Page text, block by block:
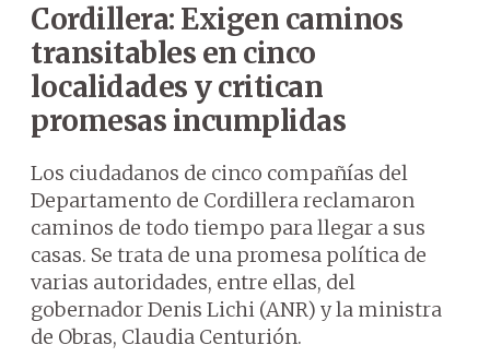
Cordillera: Exigen caminos
transitables en cinco
localidades y critican
promesas incumplidas
Los ciudadanos de cinco compañías del
Departamento de Cordillera reclamaron
caminos de todo tiempo para llegar a sus
casas. Se trata de una promesa política de
varias autoridades, entre ellas, del
gobernador Denis Lichi (ANR) y la ministra
de Obras, Claudia Centurión.